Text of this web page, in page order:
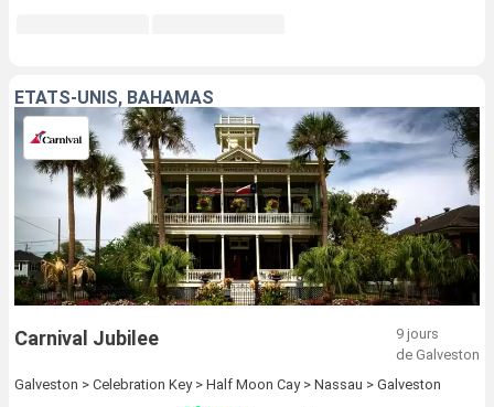
ÉTATS-UNIS, BAHAMAS
Carnival Jubilee
9 jours
de Galveston
Galveston > Celebration Key > Half Moon Cay > Nassau > Galveston